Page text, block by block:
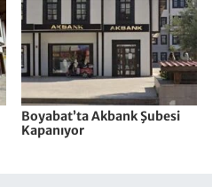
Boyabat’ta Akbank Şubesi
Kapanıyor